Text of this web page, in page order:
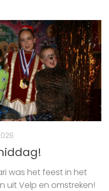
was het feest in het
uit Velp en omstreken!